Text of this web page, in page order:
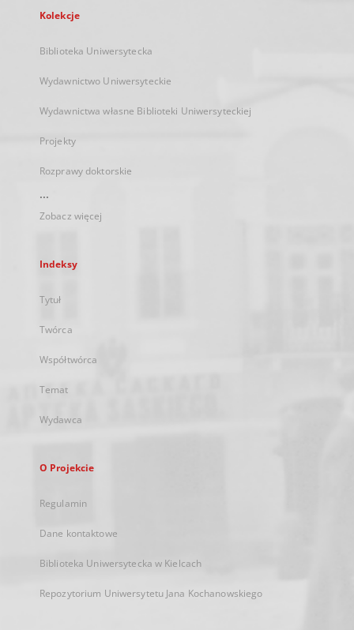
Kolekcje
Biblioteka Uniwersytecka
Wydawnictwo Uniwersyteckie
Wydawnictwa własne Biblioteki Uniwersyteckiej
Projekty
Rozprawy doktorskie
...
Zobacz więcej
Indeksy
Tytuł
Twórca
Współtwórca
Temat
Wydawca
O Projekcie
Regulamin
Dane kontaktowe
Biblioteka Uniwersytecka w Kielcach
Repozytorium Uniwersytetu Jana Kochanowskiego